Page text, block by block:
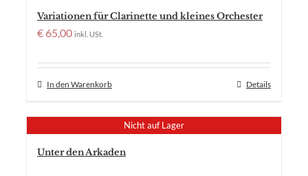
Variationen für Clarinette und kleines Orchester
€ 65,00 inkl. USt.
In den Warenkorb Details
Nicht auf Lager
Unter den Arkaden